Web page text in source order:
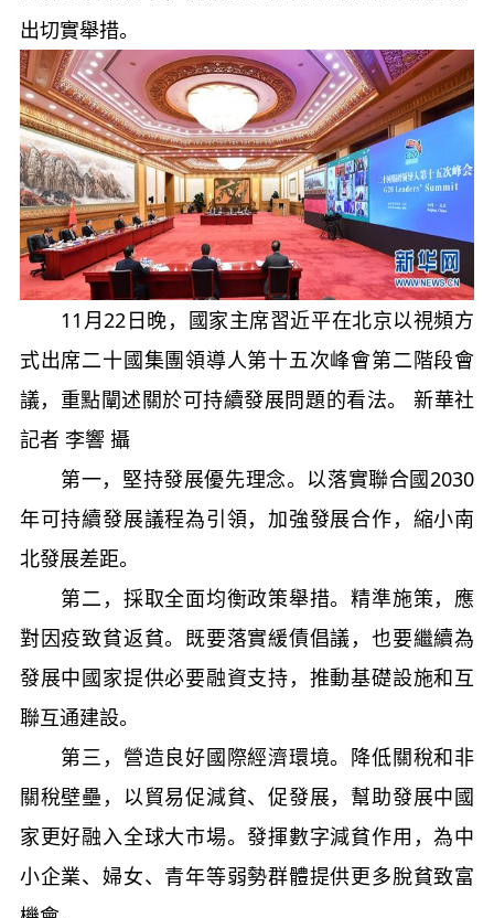
出切實舉措。
11月22日晚，國家主席習近平在北京以視頻方
式出席二十國集團領導人第十五次峰會第二階段會
議，重點闡述關於可持續發展問題的看法。 新華社
記者 李響 攝
第一，堅持發展優先理念。以落實聯合國2030
年可持續發展議程為引領，加強發展合作，縮小南
北發展差距。
第二，採取全面均衡政策舉措。精準施策，應
對因疫致貧返貧。既要落實緩債倡議，也要繼續為
發展中國家提供必要融資支持，推動基礎設施和互
聯互通建設。
第三，營造良好國際經濟環境。降低關稅和非
關稅壁壘，以貿易促減貧、促發展，幫助發展中國
家更好融入全球大市場。發揮數字減貧作用，為中
小企業、婦女、青年等弱勢群體提供更多脫貧致富